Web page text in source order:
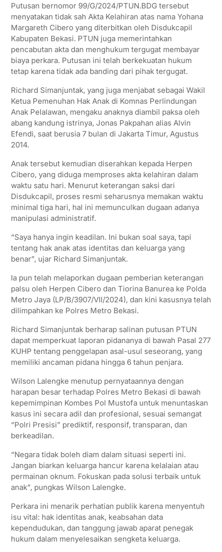
Putusan bernomor 99/G/2024/PTUN.BDG tersebut
menyatakan tidak sah Akta Kelahiran atas nama Yohana
Margareth Cibero yang diterbitkan oleh Disdukcapil
Kabupaten Bekasi. PTUN juga memerintahkan
pencabutan akta dan menghukum tergugat membayar
biaya perkara. Putusan ini telah berkekuatan hukum
tetap karena tidak ada banding dari pihak tergugat.
Richard Simanjuntak, yang juga menjabat sebagai Wakil
Ketua Pemenuhan Hak Anak di Komnas Perlindungan
Anak Pelalawan, mengaku anaknya diambil paksa oleh
abang kandung istrinya, Jonas Pakpahan alias Alvin
Efendi, saat berusia 7 bulan di Jakarta Timur, Agustus
2014.
Anak tersebut kemudian diserahkan kepada Herpen
Cibero, yang diduga memproses akta kelahiran dalam
waktu satu hari. Menurut keterangan saksi dari
Disdukcapil, proses resmi seharusnya memakan waktu
minimal tiga hari, hal ini memunculkan dugaan adanya
manipulasi administratif.
“Saya hanya ingin keadilan. Ini bukan soal saya, tapi
tentang hak anak atas identitas dan keluarga yang
benar”, ujar Richard Simanjuntak.
Ia pun telah melaporkan dugaan pemberian keterangan
palsu oleh Herpen Cibero dan Tiorina Banurea ke Polda
Metro Jaya (LP/B/3907/VII/2024), dan kini kasusnya telah
dilimpahkan ke Polres Metro Bekasi.
Richard Simanjuntak berharap salinan putusan PTUN
dapat memperkuat laporan pidananya di bawah Pasal 277
KUHP tentang penggelapan asal-usul seseorang, yang
memiliki ancaman pidana hingga 6 tahun penjara.
Wilson Lalengke menutup pernyataannya dengan
harapan besar terhadap Polres Metro Bekasi di bawah
kepemimpinan Kombes Pol Mustofa untuk menuntaskan
kasus ini secara adil dan profesional, sesuai semangat
“Polri Presisi” prediktif, responsif, transparan, dan
berkeadilan.
“Negara tidak boleh diam dalam situasi seperti ini.
Jangan biarkan keluarga hancur karena kelalaian atau
permainan oknum. Fokuskan pada solusi terbaik untuk
anak”, pungkas Wilson Lalengke.
Perkara ini menarik perhatian publik karena menyentuh
isu vital: hak identitas anak, keabsahan data
kependudukan, dan tanggung jawab aparat penegak
hukum dalam menyelesaikan sengketa keluarga.